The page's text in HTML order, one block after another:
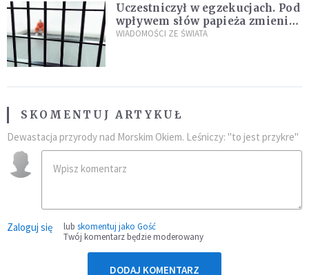
Uczestniczył w egzekucjach. Pod
wpływem słów papieża zmienił
zdanie
WIADOMOŚCI ZE ŚWIATA
SKOMENTUJ ARTYKUŁ
Dewastacja przyrody nad Morskim Okiem. Leśniczy: "to jest przykre"
Zaloguj się lub skomentuj jako Gość
Twój komentarz będzie moderowany
DODAJ KOMENTARZ